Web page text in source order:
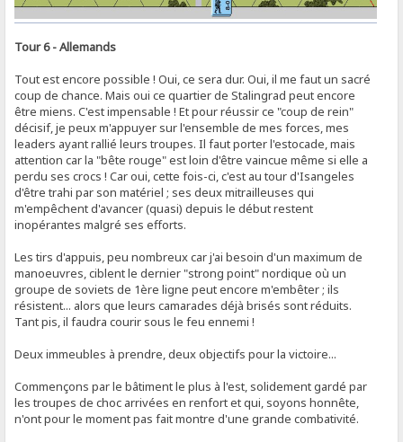
Tour 6 - Allemands
Tout est encore possible ! Oui, ce sera dur. Oui, il me faut un sacré
coup de chance. Mais oui ce quartier de Stalingrad peut encore
être miens. C'est impensable ! Et pour réussir ce "coup de rein"
décisif, je peux m'appuyer sur l'ensemble de mes forces, mes
leaders ayant rallié leurs troupes. Il faut porter l'estocade, mais
attention car la "bête rouge" est loin d'être vaincue même si elle a
perdu ses crocs ! Car oui, cette fois-ci, c'est au tour d'Isangeles
d'être trahi par son matériel ; ses deux mitrailleuses qui
m'empêchent d'avancer (quasi) depuis le début restent
inopérantes malgré ses efforts.
Les tirs d'appuis, peu nombreux car j'ai besoin d'un maximum de
manoeuvres, ciblent le dernier "strong point" nordique où un
groupe de soviets de 1ère ligne peut encore m'embêter ; ils
résistent... alors que leurs camarades déjà brisés sont réduits.
Tant pis, il faudra courir sous le feu ennemi !
Deux immeubles à prendre, deux objectifs pour la victoire...
Commençons par le bâtiment le plus à l'est, solidement gardé par
les troupes de choc arrivées en renfort et qui, soyons honnête,
n'ont pour le moment pas fait montre d'une grande combativité.